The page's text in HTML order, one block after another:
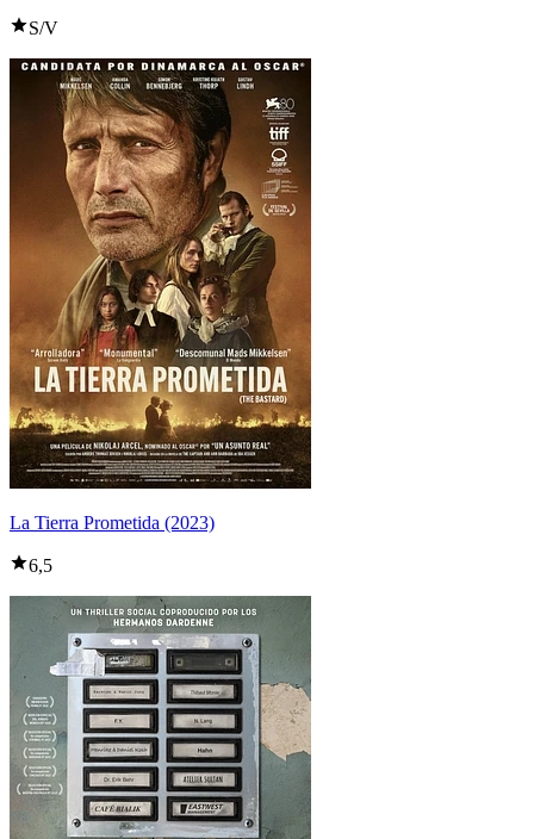
S/V
La Tierra Prometida (2023)
6,5